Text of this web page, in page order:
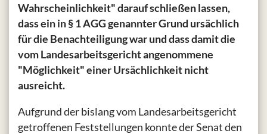
Wahrscheinlichkeit" darauf schließen lassen,
dass ein in § 1 AGG genannter Grund ursächlich
für die Benachteiligung war und dass damit die
vom Landesarbeitsgericht angenommene
"Möglichkeit" einer Ursächlichkeit nicht
ausreicht.
Aufgrund der bislang vom Landesarbeitsgericht
getroffenen Feststellungen konnte der Senat den